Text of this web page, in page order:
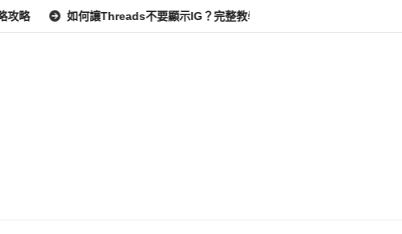
如何讓Threads不要顯示IG？完整教學：高效管理你的線上隱私與數據安全